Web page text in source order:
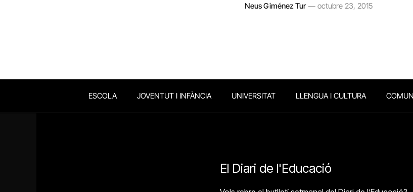
Neus Giménez Tur octubre 23, 2015
ESCOLA JOVENTUT I INFÀNCIA UNIVERSITAT LLENGUA I CULTURA